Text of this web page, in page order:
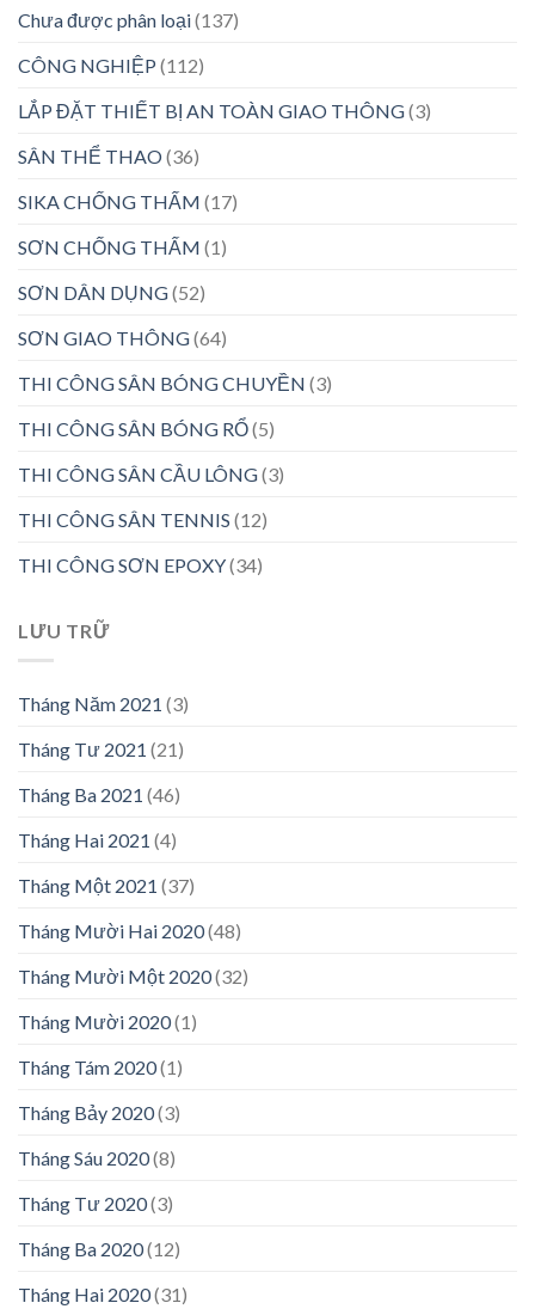
Chưa được phân loại(137)
CÔNG NGHIỆP (112)
LẮP ĐẶT THIẾT BỊ AN TOÀN GIAO THÔNG(3)
SÂN THỂ THAO(36)
SIKA CHỐNG THẤM (17)
SƠN CHỐNG THẤM (1)
SƠN DÂN DỤNG(52)
SƠN GIAO THÔNG(64)
THI CÔNG SÂN BÓNG CHUYỀN (3)
THI CÔNG SÂN BÓNG RỔ(5)
THI CÔNG SÂN CẦU LÔNG(3)
THI CÔNG SÂN TENNIS (12)
THI CÔNG SƠN EPOXY(34)
LƯU TRỮ
Tháng Năm 2021 (3)
Tháng Tư 2021 (21)
Tháng Ba 2021 (46)
Tháng Hai 2021 (4)
Tháng Một 2021 (37)
Tháng Mười Hai 2020(48)
Tháng Mười Một 2020(32)
Tháng Mười 2020(1)
Tháng Tám 2020(1)
Tháng Bảy 2020(3)
Tháng Sáu 2020(8)
Tháng Tư 2020(3)
Tháng Ba 2020(12)
Tháng Hai 2020(31)